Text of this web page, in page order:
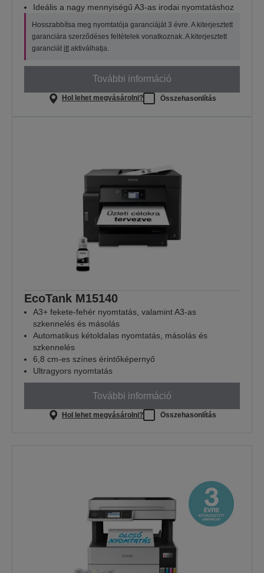
Ideális a nagy mennyiségű A3-as irodai nyomtatáshoz
Hosszabbítsa meg nyomtatója garanciáját 3 évre. A kiterjesztett
garanciára szerződéses feltételek vonatkoznak. A kiterjesztett
garanciát itt aktiválhatja.
További információ
Hol lehet megvásárolni? Összehasonlítás
EcoTank M15140
A3+ fekete-fehér nyomtatás, valamint A3-as
szkennelés és másolás
Automatikus kétoldalas nyomtatás, másolás és
szkennelés
6,8 cm-es színes érintőképernyő
Ultragyors nyomtatás
További információ
Hol lehet megvásárolni? Összehasonlítás